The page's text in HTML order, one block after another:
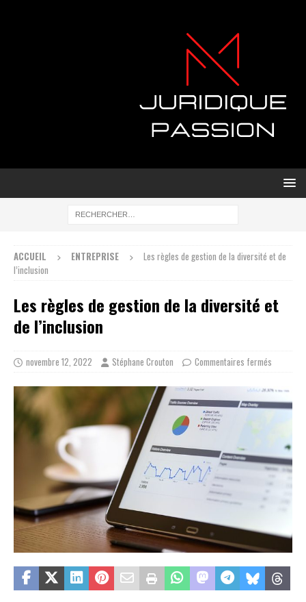
ACCUEIL ENTREPRISE
Les règles de gestion de la diversité et de
l’inclusion
Les règles de gestion de la diversité et
de l’inclusion
novembre 12, 2022 Stéphane Crouton Commentaires fermés